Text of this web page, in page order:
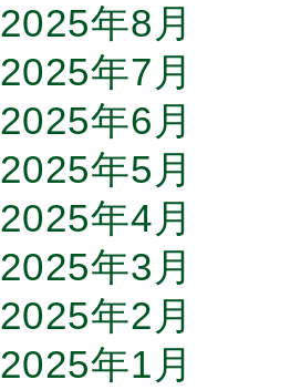
2025年8月
2025年7月
2025年6月
2025年5月
2025年4月
2025年3月
2025年2月
2025年1月